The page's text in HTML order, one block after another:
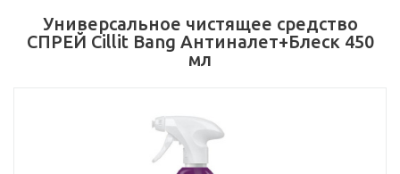
Универсальное чистящее средство
СПРЕЙ Cillit Bang Антиналет+Блеск 450
мл